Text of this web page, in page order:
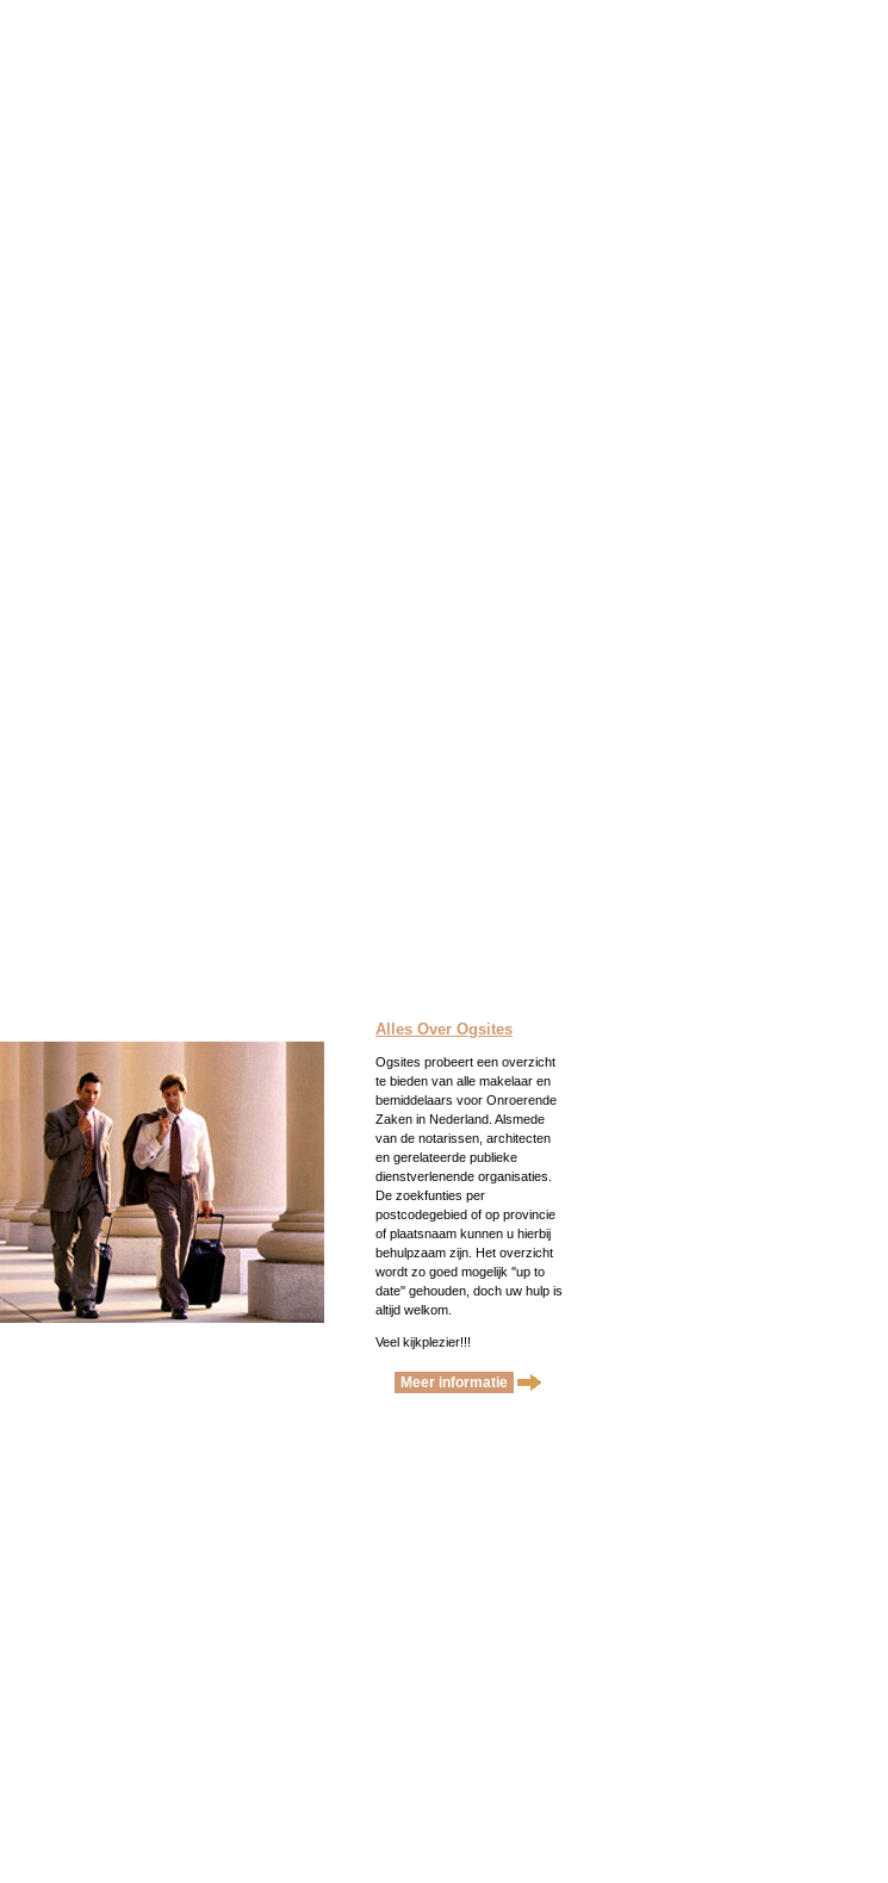
Alles Over Ogsites
Ogsites probeert een overzicht
te bieden van alle makelaar en
bemiddelaars voor Onroerende
Zaken in Nederland. Alsmede
van de notarissen, architecten
en gerelateerde publieke
dienstverlenende organisaties.
De zoekfunties per
postcodegebied of op provincie
of plaatsnaam kunnen u hierbij
behulpzaam zijn. Het overzicht
wordt zo goed mogelijk ''up to
date'' gehouden, doch uw hulp is
altijd welkom.
Veel kijkplezier!!!
Meer informatie